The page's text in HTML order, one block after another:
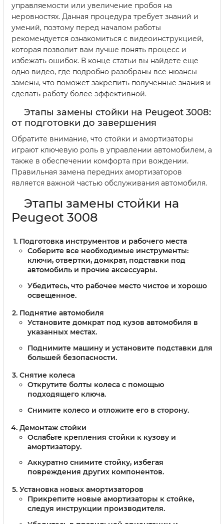
управляемости или увеличение пробоя на
неровностях. Данная процедура требует знаний и
умений, поэтому перед началом работы
рекомендуется ознакомиться с видеоинструкцией,
которая позволит вам лучше понять процесс и
избежать ошибок. В конце статьи вы найдете еще
одно видео, где подробно разобраны все нюансы
замены, что поможет закрепить полученные знания и
сделать работу более эффективной.
Этапы замены стойки на Peugeot 3008:
от подготовки до завершения
Обратите внимание, что стойки и амортизаторы
играют ключевую роль в управлении автомобилем, а
также в обеспечении комфорта при вождении.
Правильная замена передних амортизаторов
является важной частью обслуживания автомобиля.
Этапы замены стойки на
Peugeot 3008
Подготовка инструментов и рабочего места
Соберите все необходимые инструменты:
ключи, отвертки, домкрат, подставки под
автомобиль и прочие аксессуары.
Убедитесь, что рабочее место чистое и хорошо
освещенное.
Поднятие автомобиля
Установите домкрат под кузов автомобиля в
указанных местах.
Поднимите машину и установите подставки для
большей безопасности.
Снятие колеса
Открутите болты колеса с помощью
подходящего ключа.
Снимите колесо и отложите его в сторону.
Демонтаж стойки
Ослабьте крепления стойки к кузову и
амортизатору.
Аккуратно снимите стойку, избегая
повреждения других компонентов.
Установка новых амортизаторов
Прикрепите новые амортизаторы к стойке,
следуя инструкции производителя.